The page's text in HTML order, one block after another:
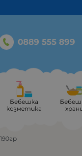
0889 555 899
Бебешка
козметика